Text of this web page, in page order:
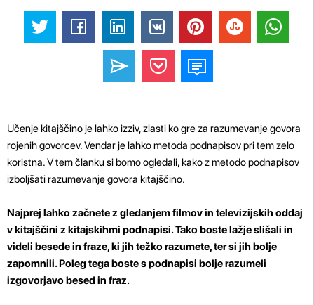
Učenje kitajščino je lahko izziv, zlasti ko gre za razumevanje govora
rojenih govorcev. Vendar je lahko metoda podnapisov pri tem zelo
koristna. V tem članku si bomo ogledali, kako z metodo podnapisov
izboljšati razumevanje govora kitajščino.
Najprej lahko začnete z gledanjem filmov in televizijskih oddaj
v kitajščini z kitajskihmi podnapisi. Tako boste lažje slišali in
videli besede in fraze, ki jih težko razumete, ter si jih bolje
zapomnili. Poleg tega boste s podnapisi bolje razumeli
izgovorjavo besed in fraz.